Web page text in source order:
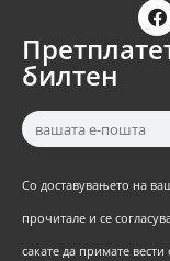
билтен
Со доставувањето на
прочитале и се
сакате да примате вести